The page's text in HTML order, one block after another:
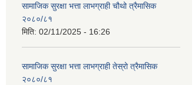
सामाजिक सुरक्षा भत्ता लाभग्राही चौथो त्रैमासिक
२०८०/८१
मिति: 02/11/2025 - 16:26
सामाजिक सुरक्षा भत्ता लाभग्राही तेस्रो त्रैमासिक
२०८०/८१